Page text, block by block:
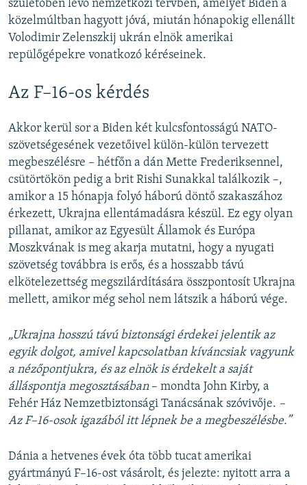
születőben lévő nemzetközi tervben, amelyet Biden a
közelmúltban hagyott jóvá, miután hónapokig ellenállt
Volodimir Zelenszkij ukrán elnök amerikai
repülőgépekre vonatkozó kéréseinek.
Az F–16-os kérdés
Akkor kerül sor a Biden két kulcsfontosságú NATO-
szövetségesének vezetőivel külön-külön tervezett
megbeszélésre – hétfőn a dán Mette Frederiksennel,
csütörtökön pedig a brit Rishi Sunakkal találkozik –,
amikor a 15 hónapja folyó háború döntő szakaszához
érkezett, Ukrajna ellentámadásra készül. Ez egy olyan
pillanat, amikor az Egyesült Államok és Európa
Moszkvának is meg akarja mutatni, hogy a nyugati
szövetség továbbra is erős, és a hosszabb távú
elkötelezettség megszilárdítására összpontosít Ukrajna
mellett, amikor még sehol nem látszik a háború vége.
„Ukrajna hosszú távú biztonsági érdekei jelentik az
egyik dolgot, amivel kapcsolatban kíváncsiak vagyunk
a nézőpontjukra, és az elnök is érdekelt a saját
álláspontja megosztásában – mondta John Kirby, a
Fehér Ház Nemzetbiztonsági Tanácsának szóvivője. –
Az F–16-osok igazából itt lépnek be a megbeszélésbe.”
Dánia a hetvenes évek óta több tucat amerikai
gyártmányú F–16-ost vásárolt, és jelezte: nyitott arra a